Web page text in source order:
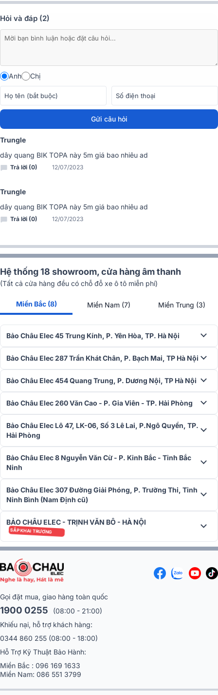
Dây quang BIK TOPA-30BKđược phân phối chính hãng, chất lượng
tốt nhất cùng mức giá rẻ nhất thị trường tại
Giấy chứng nhận CO, CQ, chứng nhận chất lượng của dây BIK
Hỏi và đáp (2)
Anh Chị
Gửi câu hỏi
Trungle
dây quang BIK TOPA này 5m giá bao nhiêu ad
Trả lời (0) 12/07/2023
Trungle
dây quang BIK TOPA này 5m giá bao nhiêu ad
Trả lời (0) 12/07/2023
Hệ thống 18 showroom, cửa hàng âm thanh
(Tất cả cửa hàng đều có chỗ đỗ xe ô tô miễn phí)
Miền Bắc (8) Miền Nam (7) Miền Trung (3)
Bảo Châu Elec 45 Trung Kính, P. Yên Hòa, TP. Hà Nội
Bảo Châu Elec 287 Trần Khát Chân, P. Bạch Mai, TP Hà Nội
Bảo Châu Elec 454 Quang Trung, P. Dương Nội, TP Hà Nội
Bảo Châu Elec 260 Văn Cao - P. Gia Viên - TP. Hải Phòng
Bảo Châu Elec Lô 47, LK-06, Số 3 Lê Lai, P.Ngô Quyền, TP.
Hải Phòng
Bảo Châu Elec 8 Nguyễn Văn Cừ - P. Kinh Bắc - Tỉnh Bắc
Ninh
Bảo Châu Elec 307 Đường Giải Phóng, P. Trường Thi, Tỉnh
Ninh Bình (Nam Định cũ)
BẢO CHÂU ELEC - TRỊNH VĂN BÔ - HÀ NỘI
SẮP KHAI TRƯƠNG
Gọi đặt mua, giao hàng toàn quốc
1900 0255
(08:00 - 21:00)
Khiếu nại, hỗ trợ khách hàng:
0344 860 255 (08:00 - 18:00)
Hỗ Trợ Kỹ Thuật Bảo Hành:
Miền Bắc : 096 169 1633
Miền Nam: 086 551 3799